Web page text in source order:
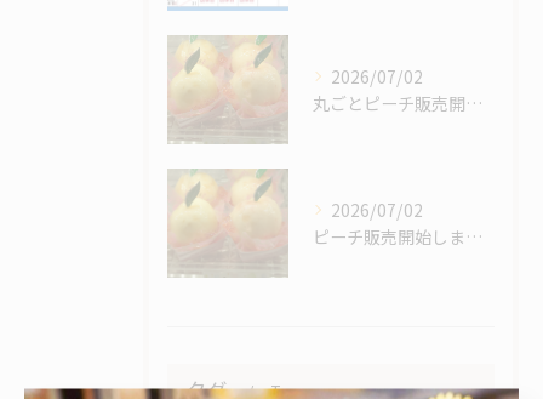
2026/07/02
丸ごとピーチ販売開始しました
2026/07/02
ピーチ販売開始しました
タグ Tags